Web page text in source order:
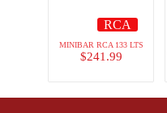
RCA
MINIBAR RCA 133 LTS
$241.99